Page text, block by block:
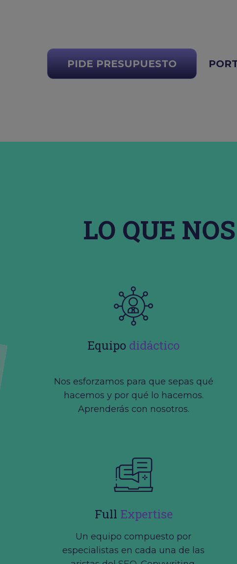
PIDE PRESUPUESTO
LO QUE
Equipo didáctico
Nos esforzamos para que sepas qué
hacemos y por qué lo hacemos.
Aprenderás con nosotros.
Full Expertise
Un equipo compuesto por
especialistas en cada una de las